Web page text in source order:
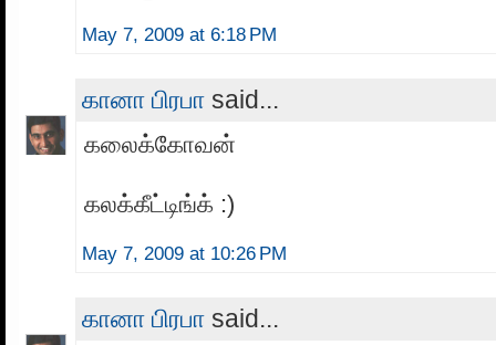
May 7, 2009 at 6:18 PM
கானா பிரபா said...
கலைக்கோவன்
கலக்கீட்டிங்க் :)
May 7, 2009 at 10:26 PM
கானா பிரபா said...